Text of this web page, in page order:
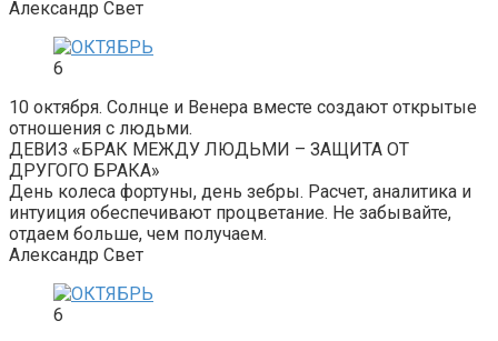
Александр Свет
6
10 октября. Солнце и Венера вместе создают открытые
отношения с людьми.
ДЕВИЗ «БРАК МЕЖДУ ЛЮДЬМИ – ЗАЩИТА ОТ
ДРУГОГО БРАКА»
День колеса фортуны, день зебры. Расчет, аналитика и
интуиция обеспечивают процветание. Не забывайте,
отдаем больше, чем получаем.
Александр Свет
6